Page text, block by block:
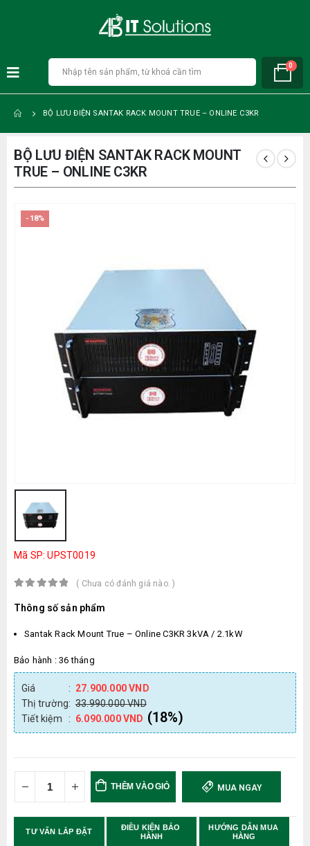
0
BỘ LƯU ĐIỆN SANTAK RACK MOUNT TRUE – ONLINE C3KR
BỘ LƯU ĐIỆN SANTAK RACK MOUNT
TRUE – ONLINE C3KR
-18%
Mã SP: UPST0019
( Chưa có đánh giá nào. )
Thông số sản phẩm
Santak Rack Mount True – Online C3KR 3kVA / 2.1kW
Bảo hành : 36 tháng
Giá : 27.900.000VND
Thị trường: 33.990.000VND
Tiết kiệm
: 6.090.000VND (18%)
THÊM VÀO GIỎ
HÀNG
MUA NGAY
TƯ VẤN LẮP ĐẶT
ĐIỀU KIỆN BẢO
HÀNH
HƯỚNG DẪN MUA
HÀNG